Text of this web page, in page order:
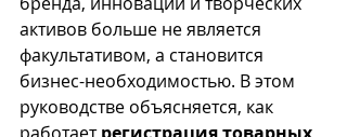
активов больше не является
факультативом, а становится
бизнес-необходимостью. В этом
руководстве объясняется, как